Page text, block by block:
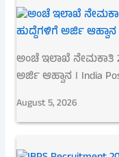
ಅಂಚೆ ಇಲಾಖೆ ನೇಮಕಾತಿ
ಅರ್ಜಿ ಆಹ್ವಾನ । India
August 5, 2026